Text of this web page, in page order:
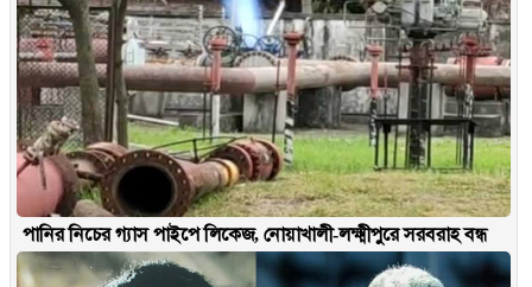
পানির নিচের গ্যাস পাইপে লিকেজ, নোয়াখালী-লক্ষ্মীপুরে সরবরাহ বন্ধ